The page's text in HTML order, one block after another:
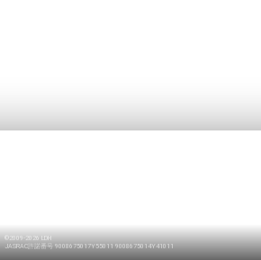
©2009-2026 LDH
JASRAC許諾番号 9008675017Y55011 9008675014Y41011